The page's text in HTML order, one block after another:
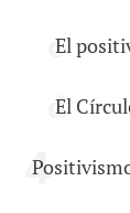
El
El